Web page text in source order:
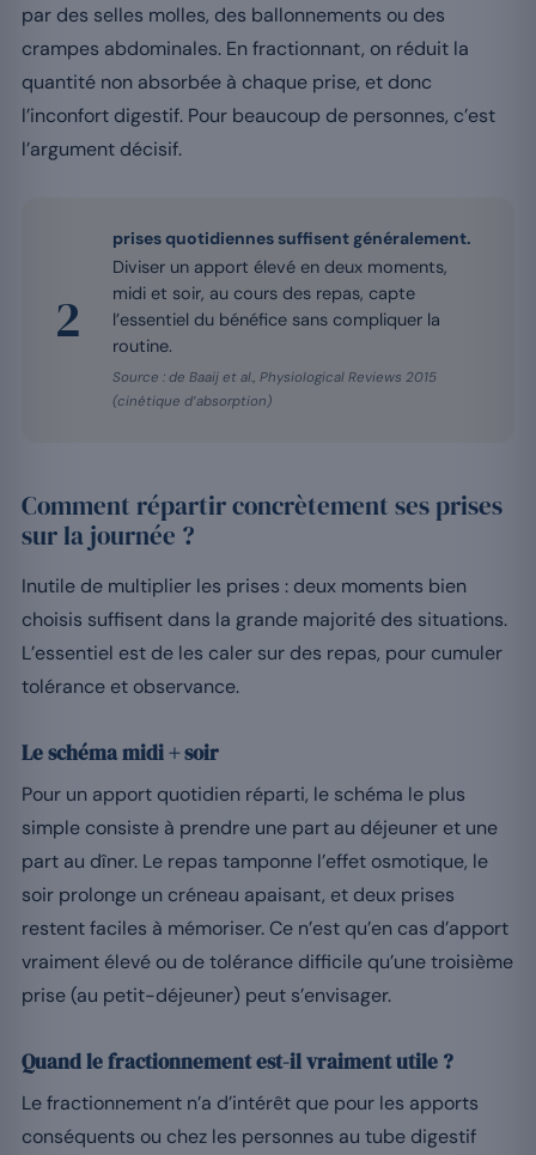
par des selles molles, des ballonnements ou des
crampes abdominales. En fractionnant, on réduit la
quantité non absorbée à chaque prise, et donc
l’inconfort digestif. Pour beaucoup de personnes, c’est
l’argument décisif.
2
prises quotidiennes suffisent généralement.
Diviser un apport élevé en deux moments,
midi et soir, au cours des repas, capte
l’essentiel du bénéfice sans compliquer la
routine.
Source : de Baaij et al., Physiological Reviews 2015
(cinétique d’absorption)
Comment répartir concrètement ses prises
sur la journée ?
Inutile de multiplier les prises : deux moments bien
choisis suffisent dans la grande majorité des situations.
L’essentiel est de les caler sur des repas, pour cumuler
tolérance et observance.
Le schéma midi + soir
Pour un apport quotidien réparti, le schéma le plus
simple consiste à prendre une part au déjeuner et une
part au dîner. Le repas tamponne l’effet osmotique, le
soir prolonge un créneau apaisant, et deux prises
restent faciles à mémoriser. Ce n’est qu’en cas d’apport
vraiment élevé ou de tolérance difficile qu’une troisième
prise (au petit-déjeuner) peut s’envisager.
Quand le fractionnement est-il vraiment utile ?
Le fractionnement n’a d’intérêt que pour les apports
conséquents ou chez les personnes au tube digestif